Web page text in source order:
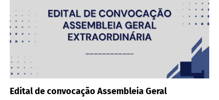
Edital de convocação Assembleia Geral